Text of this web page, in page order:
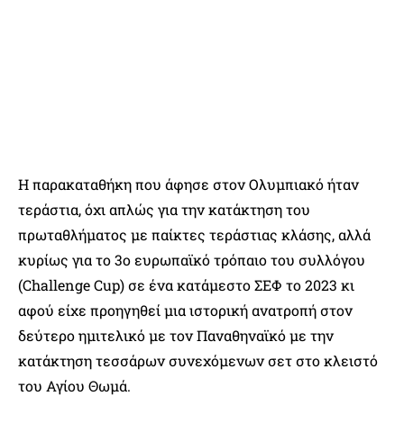
Η παρακαταθήκη που άφησε στον Ολυμπιακό ήταν
τεράστια, όχι απλώς για την κατάκτηση του
πρωταθλήματος με παίκτες τεράστιας κλάσης, αλλά
κυρίως για το 3ο ευρωπαϊκό τρόπαιο του συλλόγου
(Challenge Cup) σε ένα κατάμεστο ΣΕΦ το 2023 κι
αφού είχε προηγηθεί μια ιστορική ανατροπή στον
δεύτερο ημιτελικό με τον Παναθηναϊκό με την
κατάκτηση τεσσάρων συνεχόμενων σετ στο κλειστό
του Αγίου Θωμά.